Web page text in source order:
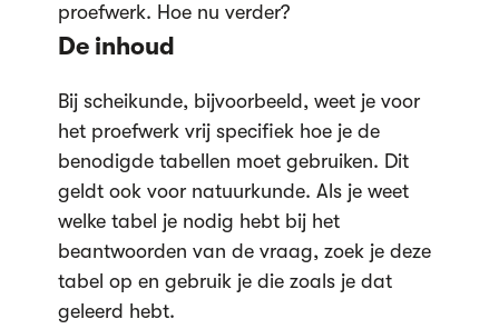
proefwerk. Hoe nu verder?
De inhoud
Bij scheikunde, bijvoorbeeld, weet je voor
het proefwerk vrij specifiek hoe je de
benodigde tabellen moet gebruiken. Dit
geldt ook voor natuurkunde. Als je weet
welke tabel je nodig hebt bij het
beantwoorden van de vraag, zoek je deze
tabel op en gebruik je die zoals je dat
geleerd hebt.